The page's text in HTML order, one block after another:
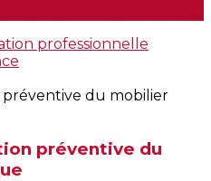
professionnelle
préventive du